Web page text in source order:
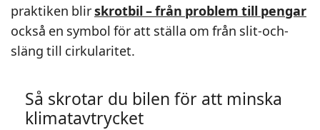
praktiken blirskrotbil – från problem till pengar
också en symbol för att ställa om från slit-och-
släng till cirkularitet.
Så skrotar du bilen för att minska
klimatavtrycket